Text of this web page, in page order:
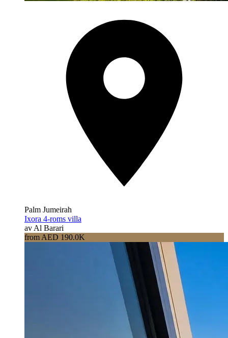
Palm Jumeirah
Ixora 4-roms villa
av Al Barari
from AED 190.0K